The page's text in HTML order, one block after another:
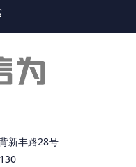
新丰路28号